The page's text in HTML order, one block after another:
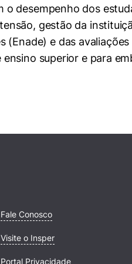
desempenho dos
gestão da
e das
superior e para
Fale Conosco
Visite o Insper
Portal Privacidade